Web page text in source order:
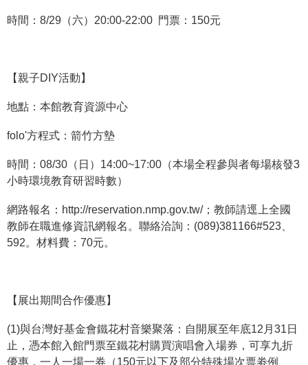
S
網
資
開
放
宣
告
隱
私
政
資
訊
時間：8/29（六）20:00-22:00 門票：150元
【親子DIY活動】
地點：本館教育資源中心
folo'方程式：箭竹方墊
時間：08/30（日）14:00~17:00（本場全程參與者每場核發3
小時環境教育研習時數）
網路報名：http://reservation.nmp.gov.tw/；教師請逕上全國
教師在職進修資訊網報名。聯絡洽詢：(089)381166#523、
592。材料費：70元。
【展出期間合作優惠】
(1)與台灣好基金會鐵花村音樂聚落：自開展至年底12月31日
止，憑本館入館門票至鐵花村購買演唱會入場券，可享九折
優惠，一人一場一券（150元以下及部分特殊場次票劵例